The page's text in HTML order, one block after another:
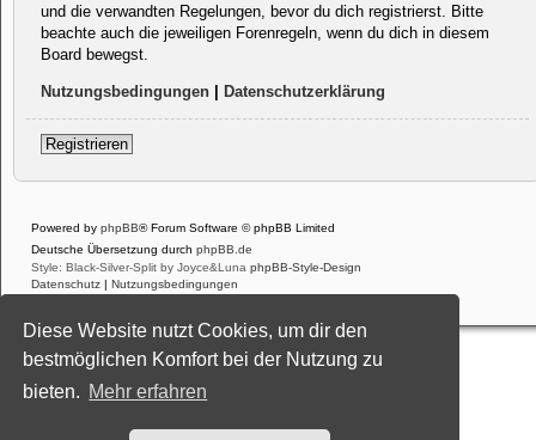
Diese Website nutzt Cookies, um dir den
bestmöglichen Komfort bei der Nutzung zu
bieten. Mehr erfahren
und die verwandten Regelungen, bevor du dich registrierst. Bitte
beachte auch die jeweiligen Forenregeln, wenn du dich in diesem
Board bewegst.
Nutzungsbedingungen Datenschutzerklärung
Registrieren
Powered by phpBB® Forum Software © phpBB Limited
Deutsche Übersetzung durch phpBB.de
Style: Black-Silver-Split by Joyce&Luna phpBB-Style-Design
Datenschutz
Nutzungsbedingungen